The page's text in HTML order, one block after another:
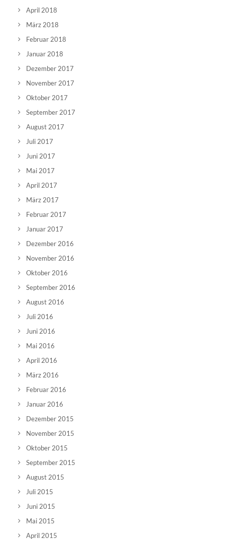
April 2018
März 2018
Februar 2018
Januar 2018
Dezember 2017
November 2017
Oktober 2017
September 2017
August 2017
Juli 2017
Juni 2017
Mai 2017
April 2017
März 2017
Februar 2017
Januar 2017
Dezember 2016
November 2016
Oktober 2016
September 2016
August 2016
Juli 2016
Juni 2016
Mai 2016
April 2016
März 2016
Februar 2016
Januar 2016
Dezember 2015
November 2015
Oktober 2015
September 2015
August 2015
Juli 2015
Juni 2015
Mai 2015
April 2015